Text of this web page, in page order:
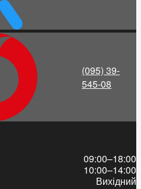
(095) 39-
545-08
09:00–18:00
10:00–14:00
Вихідний